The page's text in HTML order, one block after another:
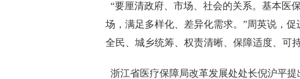
“要厘清政府、市场、社会的关系。基本医
场，满足多样化、差异化需求。”周英说，
全民、城乡统筹、权责清晰、保障适度、可
浙江省医疗保障局改革发展处处长倪沪平